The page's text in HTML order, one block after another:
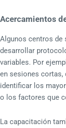
Acercamientos
Algunos centros de
desarrollar
variables. Por
en sesiones cortas,
identificar los
o los factores que
La capacitación